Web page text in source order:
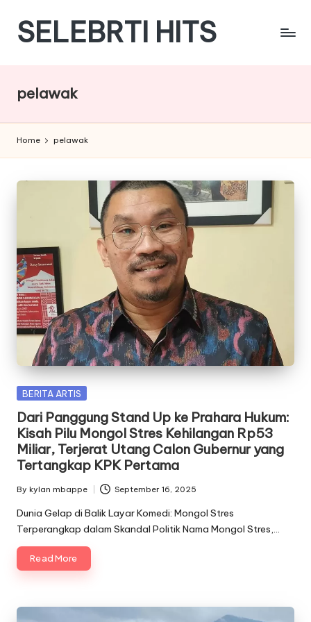
SkipSELEBRTI HITS
berita
tentang
artis
indonesia
pelawak
Home pelawak
Posted
BERITA ARTIS
Dari Panggung Stand Up ke Prahara Hukum:
Kisah Pilu Mongol Stres Kehilangan Rp53
Miliar, Terjerat Utang Calon Gubernur yang
Tertangkap KPK Pertama
Posted
by
By kylan mbappe September 16, 2025
Dunia Gelap di Balik Layar Komedi: Mongol Stres
Terperangkap dalam Skandal Politik Nama Mongol Stres,…
Read More